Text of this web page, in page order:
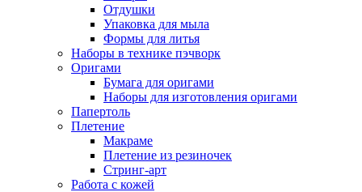
Отдушки
Упаковка для мыла
Формы для литья
Наборы в технике пэчворк
Оригами
Бумага для оригами
Наборы для изготовления оригами
Папертоль
Плетение
Макраме
Плетение из резиночек
Стринг-арт
Работа с кожей